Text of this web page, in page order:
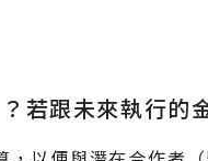
若跟未來執行的